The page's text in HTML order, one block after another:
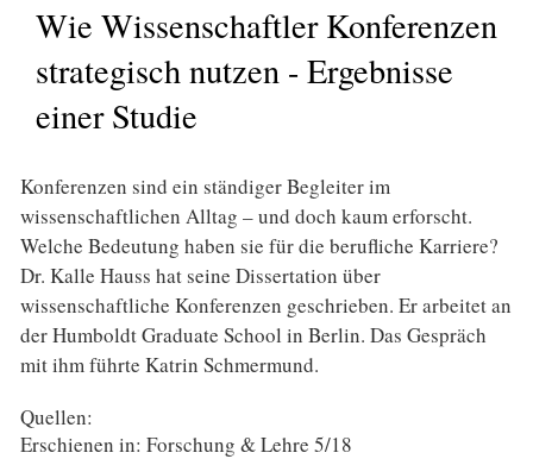
Wie Wissenschaftler Konferenzen
strategisch nutzen - Ergebnisse
einer Studie
Konferenzen sind ein ständiger Begleiter im
wissenschaftlichen Alltag – und doch kaum erforscht.
Welche Bedeutung haben sie für die berufliche Karriere?
Dr. Kalle Hauss hat seine Dissertation über
wissenschaftliche Konferenzen geschrieben. Er arbeitet an
der Humboldt Graduate School in Berlin. Das Gespräch
mit ihm führte Katrin Schmermund.
Quellen:
Erschienen in: Forschung & Lehre 5/18